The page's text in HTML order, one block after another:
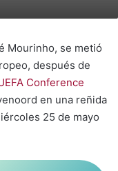
Mourinho, se metió
después de
Conference
en una reñida
25 de mayo